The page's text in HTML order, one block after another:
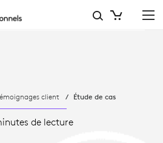
client Étude de cas
de lecture